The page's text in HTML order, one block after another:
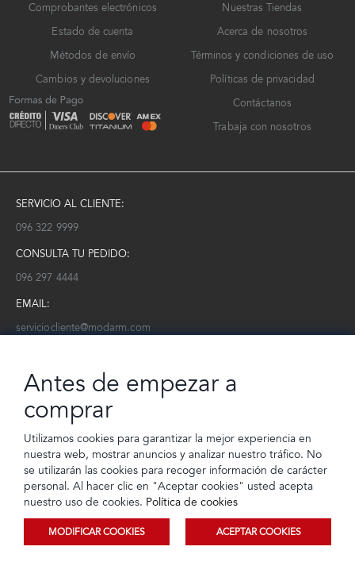
Comprobantes electrónicos
Estado de cuenta
Métodos de envío
Cambios y devoluciones
Nuestras Tiendas
Acerca de nosotros
Términos y condiciones de uso
Políticas de privacidad
Contáctanos
Trabaja con nosotros
SERVICIO AL CLIENTE:
096 322 9999
CONSULTA TU PEDIDO:
096 297 4444
EMAIL:
serviciocliente@modarm.com
Conoce toda la información sobre últimas colecciones, eventos y
Subscríbete a nuestro newsletter
SUSCRIBIRSE
© 2023 TIENDEC S.A | Todos los derechos reservados
Antes de empezar a
comprar
Utilizamos cookies para garantizar la mejor experiencia en
nuestra web, mostrar anuncios y analizar nuestro tráfico. No
se utilizarán las cookies para recoger información de carácter
personal. Al hacer clic en "Aceptar cookies" usted acepta
nuestro uso de cookies. Política de cookies
MODIFICAR COOKIES ACEPTAR COOKIES